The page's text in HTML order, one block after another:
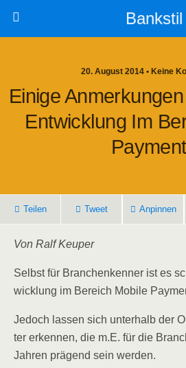
Bankstil
20. August 2014 • Keine
Eini­ge
Ent­wick­lung Im
Tei­len Tweet Anpin­nen
Von Ralf Keuper
Selbst für Bran­chen­ken­ner ist es
wick­lung im Bereich Mobi­le
Jedoch las­sen sich unter­halb der
ter erken­nen, die m.E. für die
Jah­ren prä­gend sein werden.